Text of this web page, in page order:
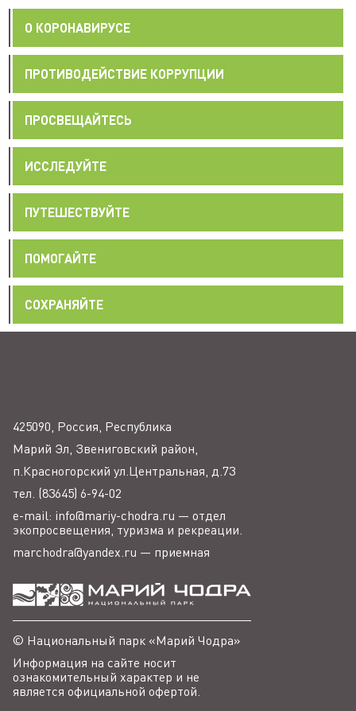
О КОРОНАВИРУСЕ
ПРОТИВОДЕЙСТВИЕ КОРРУПЦИИ
ПРОСВЕЩАЙТЕСЬ
ИССЛЕДУЙТЕ
ПУТЕШЕСТВУЙТЕ
ПОМОГАЙТЕ
СОХРАНЯЙТЕ
425090, Россия, Республика
Марий Эл, Звениговский район,
п.Красногорский ул.Центральная, д.73
тел. (83645) 6-94-02
e-mail: info@mariy-chodra.ru — отдел
экопросвещения, туризма и рекреации.
marchodra@yandex.ru — приемная
© Национальный парк «Марий Чодра»
Информация на сайте носит
ознакомительный характер и не
является официальной офертой.